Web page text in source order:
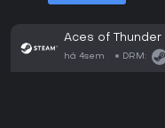
Aces of Thunder
há 4sem DRM: